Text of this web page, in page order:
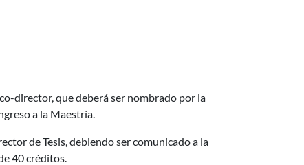
director, que deberá ser nombrado por la
a la Maestría.
de Tesis, debiendo ser comunicado a la
40 créditos.